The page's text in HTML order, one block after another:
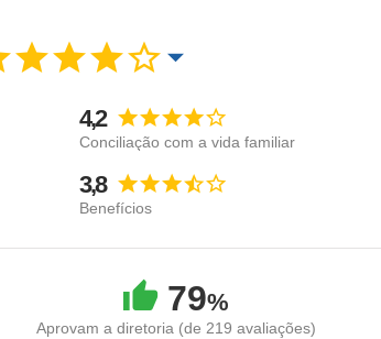
4,2
Conciliação com a vida familiar
3,8
Benefícios
79%
Aprovam a diretoria (de 219 avaliações)